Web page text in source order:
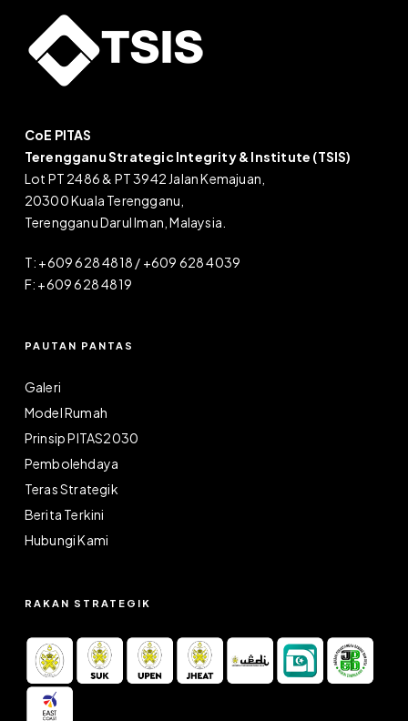
CoE PITAS
Terengganu Strategic Integrity & Institute (TSIS)
Lot PT 2486 & PT 3942 Jalan Kemajuan,
20300 Kuala Terengganu,
Terengganu Darul Iman, Malaysia.
T: +609 628 4818 / +609 628 4039
F: +609 628 4819
PAUTAN PANTAS
Galeri
Model Rumah
Prinsip PITAS2030
Pembolehdaya
Teras Strategik
Berita Terkini
Hubungi Kami
RAKAN STRATEGIK